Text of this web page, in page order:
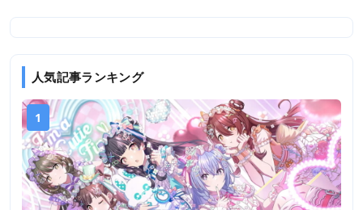
人気記事ランキング
1